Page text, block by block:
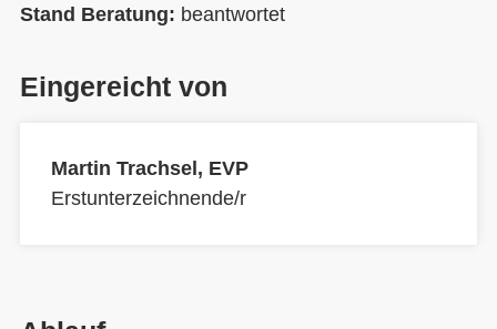
Stand Beratung: beantwortet
Eingereicht von
Martin Trachsel, EVP
Erstunterzeichnende/r